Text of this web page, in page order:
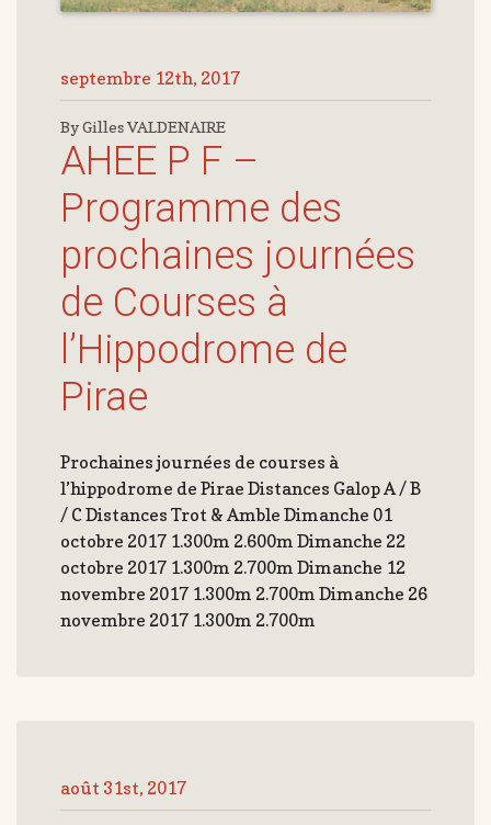
septembre 12th, 2017
By Gilles VALDENAIRE
AHEE P F –
Programme des
prochaines journées
de Courses à
l’Hippodrome de
Pirae
Prochaines journées de courses à
l’hippodrome de Pirae Distances Galop A / B
/ C Distances Trot & Amble Dimanche 01
octobre 2017 1.300m 2.600m Dimanche 22
octobre 2017 1.300m 2.700m Dimanche 12
novembre 2017 1.300m 2.700m Dimanche 26
novembre 2017 1.300m 2.700m
août 31st, 2017